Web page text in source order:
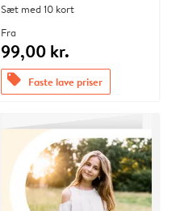
Sæt med 10 kort
Fra
99,00 kr.
offers Faste lave priser